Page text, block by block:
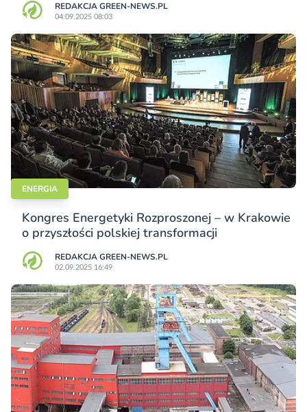
REDAKCJA GREEN-NEWS.PL
04.09.2025 08:03
ENERGIA
Kongres Energetyki Rozproszonej – w Krakowie
o przyszłości polskiej transformacji
REDAKCJA GREEN-NEWS.PL
02.09.2025 16:49